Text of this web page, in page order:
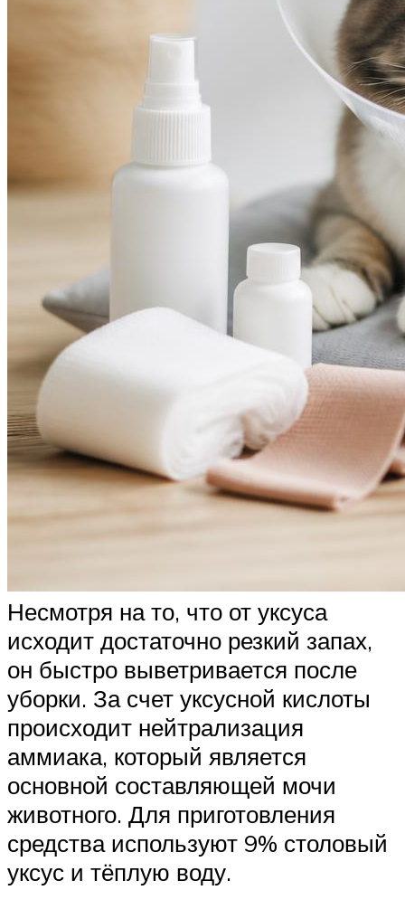
Несмотря на то, что от уксуса
исходит достаточно резкий запах,
он быстро выветривается после
уборки. За счет уксусной кислоты
происходит нейтрализация
аммиака, который является
основной составляющей мочи
животного. Для приготовления
средства используют 9% столовый
уксус и тёплую воду.